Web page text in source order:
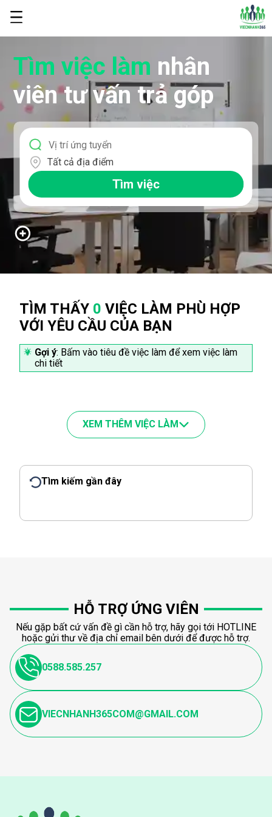
Tìm việc làm nhân
viên tư vấn trả góp
Tất cả địa điểm
Tìm việc
TÌM THẤY 0 VIỆC LÀM PHÙ HỢP
VỚI YÊU CẦU CỦA BẠN
Gợi ý: Bấm vào tiêu đề việc làm để xem việc làm
chi tiết
XEM THÊM VIỆC LÀM
Tìm kiếm gần đây
HỖ TRỢ ỨNG VIÊN
Nếu gặp bất cứ vấn đề gì cần hỗ trợ, hãy gọi tới HOTLINE
hoặc gửi thư về địa chỉ email bên dưới để được hỗ trợ.
0588.585.257
VIECNHANH365COM@GMAIL.COM